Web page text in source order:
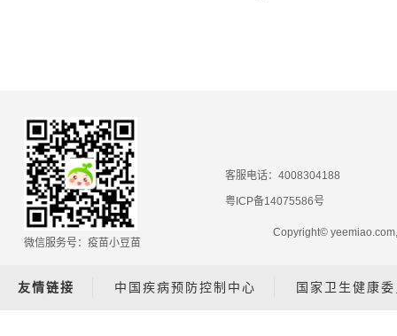
微信服务号：疫苗小豆苗
客服电话：4008304188
粤ICP备14075586号
Copyright©
友情链接 中国疾病预防控制中心 国家卫生健康